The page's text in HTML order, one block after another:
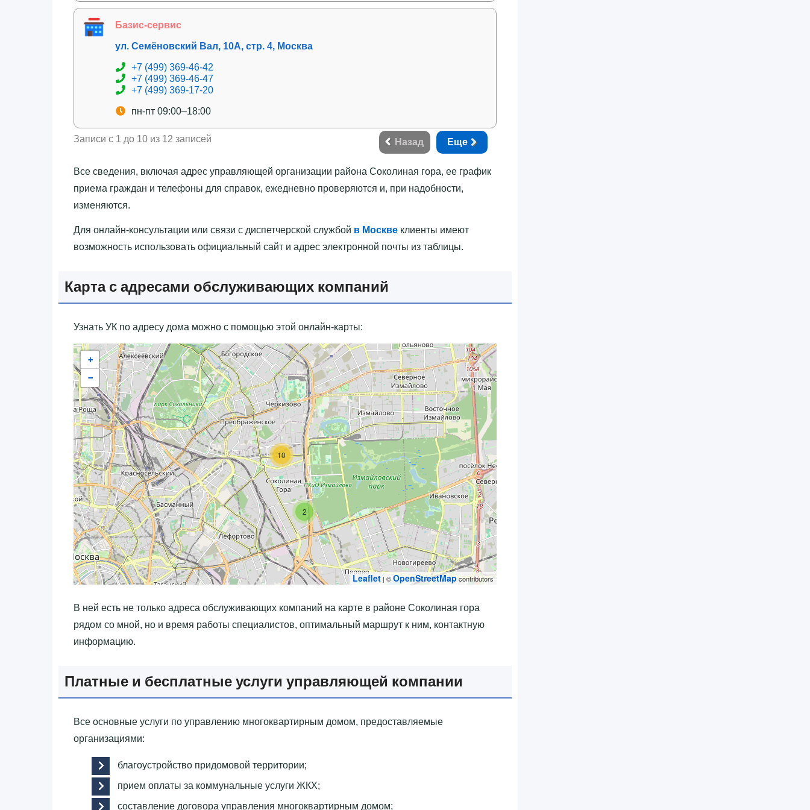
Базис-сервис
ул. Семёновский Вал, 10А, стр. 4, Москва
+7 (499) 369-46-42
+7 (499) 369-46-47
+7 (499) 369-17-20
пн-пт 09:00–18:00
Записи с 1 до 10 из 12 записей Назад Еще
Все сведения, включая адрес управляющей организации района Соколиная гора, ее график
приема граждан и телефоны для справок, ежедневно проверяются и, при надобности,
изменяются.
Для онлайн-консультации или связи с диспетчерской службой в Москве клиенты имеют
возможность использовать официальный сайт и адрес электронной почты из таблицы.
Карта с адресами обслуживающих компаний
Узнать УК по адресу дома можно с помощью этой онлайн-карты:
2
10
+
−
Leaflet | ©OpenStreetMapcontributors
В ней есть не только адреса обслуживающих компаний на карте в районе Соколиная гора
рядом со мной, но и время работы специалистов, оптимальный маршрут к ним, контактную
информацию.
Платные и бесплатные услуги управляющей компании
Все основные услуги по управлению многоквартирным домом, предоставляемые
организациями:
благоустройство придомовой территории;
прием оплаты за коммунальные услуги ЖКХ;
составление договора управления многоквартирным домом;